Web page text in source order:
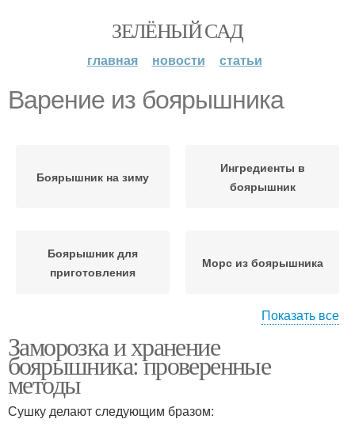
ЗЕЛЁНЫЙ САД
главная новости статьи
Варение из боярышника
Боярышник на зиму
Ингредиенты в
боярышник
Боярышник для
приготовления
Морс из боярышника
Компот из боярышника Пирог с боярышником
Показать все
Заморозка и хранение
боярышника: проверенные
методы
Сушку делают следующим бразом: